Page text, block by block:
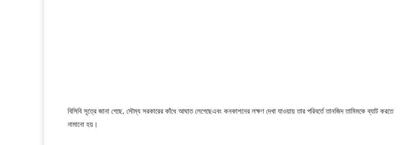
বিসিবি সূত্রে জানা গেছে, সৌম্য সরকারের কাঁধে আঘাত লেগেছেএবং কনকাশনের লক্ষণ দেখা যাওয়ায় তার পরিবর্তে তানজিদ তামিমকে ব্যাট করতে
নামানো হয়।